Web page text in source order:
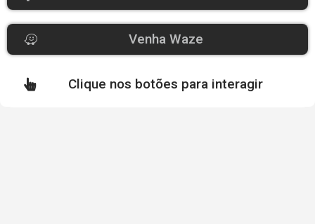
Venha Waze
Clique nos botões para interagir